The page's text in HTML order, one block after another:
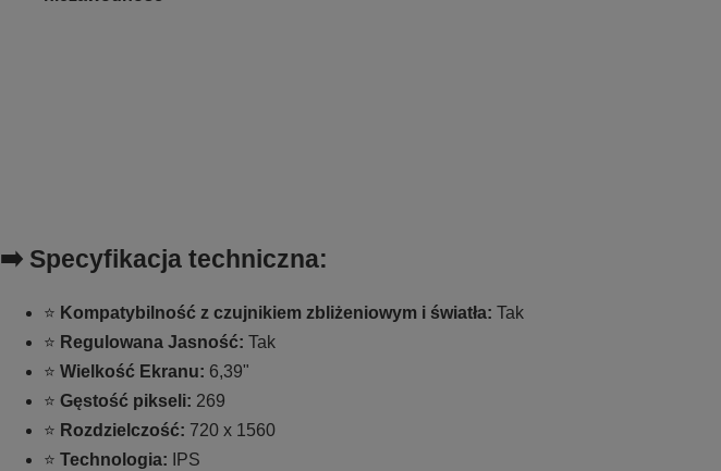
➡️ Specyfikacja techniczna:
⭐ Kompatybilność z czujnikiem zbliżeniowym i światła: Tak
⭐ Regulowana Jasność: Tak
⭐ Wielkość Ekranu: 6,39"
⭐ Gęstość pikseli: 269
⭐ Rozdzielczość: 720 x 1560
⭐ Technologia: IPS